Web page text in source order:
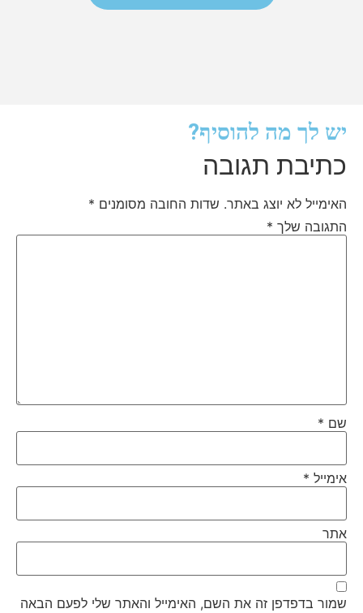
יש לך מה להוסיף?
כתיבת תגובה
האימייל לא יוצג באתר. שדות החובה מסומנים *
התגובה שלך *
שם *
אימייל *
אתר
שמור בדפדפן זה את השם, האימייל והאתר שלי לפעם הבאה